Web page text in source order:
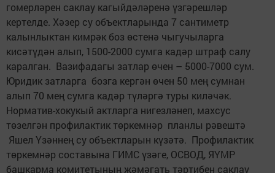
гомерләрен саклау кагыйдәләренә үзгәрешләр
кертелде. Хәзер су объектларында 7 сантиметр
калынлыктан кимрәк боз өстенә чыгучыларга
кисәтүдән алып, 1500-2000 сумга кадәр штраф салу
каралган. Вазифадагы затлар өчен – 5000-7000 сум.
Юридик затларга бозга кергән өчен 50 мең сумнан
алып 70 мең сумга кадәр түләргә туры киләчәк.
Норматив-хокукый актларга нигезләнеп, махсус
төзелгән профилактик төркемнәр планлы рәвештә
Яшел Үзәннең су объектларын күзәтә. Профилактик
төркемнәр составына ГИМС үзәге, ОСВОД, ЯҮМР
башкарма комитетының җәмәгать тәртибен саклау